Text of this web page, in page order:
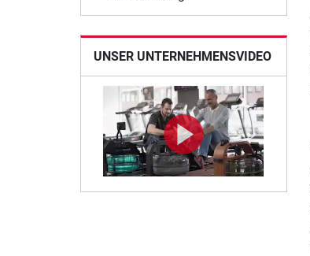
UNSER UNTERNEHMENSVIDEO